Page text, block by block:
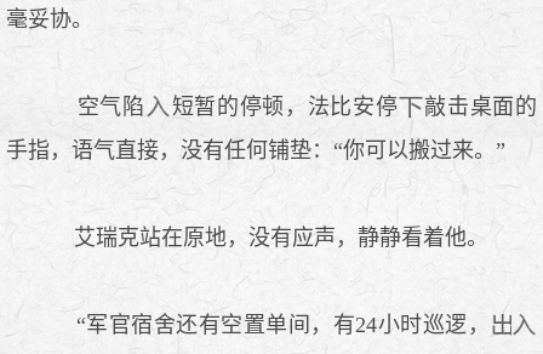
毫妥协。
空气陷 短暂的停顿，法比安停
敲击桌面的
手指，语气直接，没有任何铺垫：“你可以搬过来。”
艾瑞克站在原地，没有应声，静静看着他。
“军官宿舍还有空置单间，有24小时巡逻，